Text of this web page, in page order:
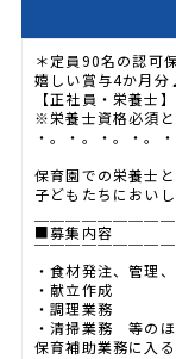
＊定員90名の認可
嬉しい賞与4か月分
【正社員・栄養士
※栄養士資格必須と
・。・。・。・。
保育園での栄養士
子どもたちにおい
■募集内容
￣￣￣￣￣￣￣￣
・食材発注、管理、
・献立作成
・調理業務
・清掃業務 等のほ
保育補助業務に入